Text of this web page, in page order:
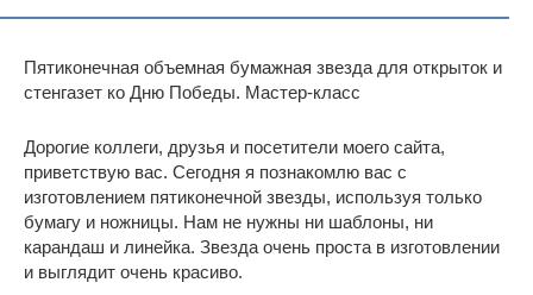
Пятиконечная объемная бумажная звезда для открыток и
стенгазет ко Дню Победы. Мастер-класс
Дорогие коллеги, друзья и посетители моего сайта,
приветствую вас. Сегодня я познакомлю вас с
изготовлением пятиконечной звезды, используя только
бумагу и ножницы. Нам не нужны ни шаблоны, ни
карандаш и линейка. Звезда очень проста в изготовлении
и выглядит очень красиво.